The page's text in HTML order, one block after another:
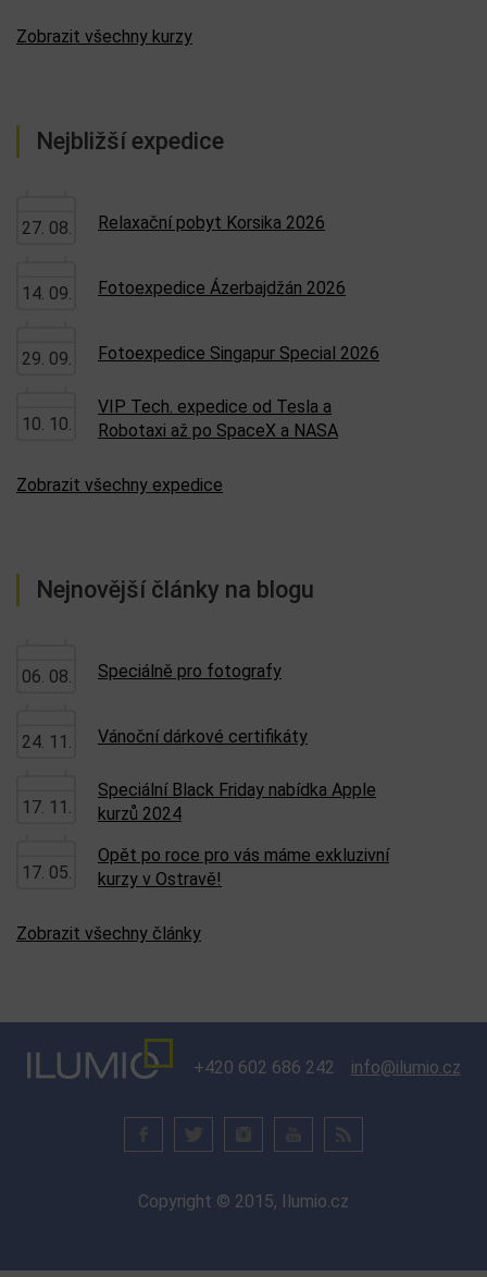
Zobrazit všechny kurzy
Nejbližší expedice
27. 08. Relaxační pobyt Korsika 2026
14. 09. Fotoexpedice Ázerbajdžán 2026
29. 09. Fotoexpedice Singapur Special 2026
10. 10.
VIP Tech. expedice od Tesla a
Robotaxi až po SpaceX a NASA
Zobrazit všechny expedice
Nejnovější články na blogu
06. 08. Speciálně pro fotografy
24. 11. Vánoční dárkové certifikáty
17. 11.
Speciální Black Friday nabídka Apple
kurzů 2024
17. 05.
Opět po roce pro vás máme exkluzivní
kurzy v Ostravě!
Zobrazit všechny články
+420 602 686 242 info@ilumio.cz
Copyright © 2015, Ilumio.cz